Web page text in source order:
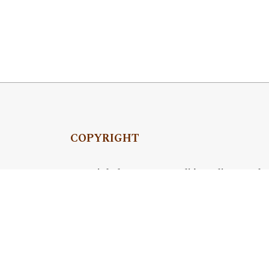
COPYRIGHT
Copyright by Instytut Studiów Politycznych